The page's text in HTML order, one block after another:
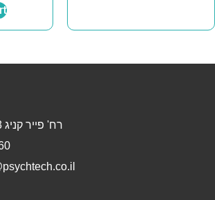
רח' פייר קניג 33, ירושלים